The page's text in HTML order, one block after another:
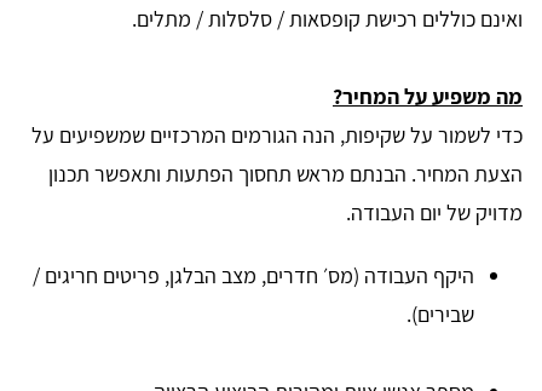
ואינם כוללים רכישת קופסאות / סלסלות / מתלים.
מה משפיע על המחיר?
כדי לשמור על שקיפות, הנה הגורמים המרכזיים שמשפיעים על
הצעת המחיר. הבנתם מראש תחסוך הפתעות ותאפשר תכנון
מדויק של יום העבודה.
היקף העבודה (מס׳ חדרים, מצב הבלגן, פריטים חריגים /
שבירים).